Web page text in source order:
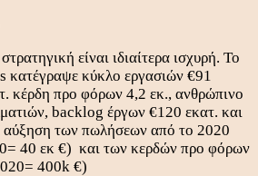
είναι ιδιαίτερα ισχυρή. Το
κατέγραψε κύκλο εργασιών €91
κέρδη προ φόρων 4,2 εκ., ανθρώπινο
backlog έργων €120 εκατ. και
αύξηση των πωλήσεων από το 2020
40 εκ €) και των κερδών προ φόρων
400k €)